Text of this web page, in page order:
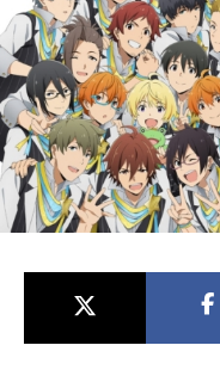
アニメ記事一覧
アニメ映画一覧
今期アニメ曜日別一覧
春アニメ
秋アニメ